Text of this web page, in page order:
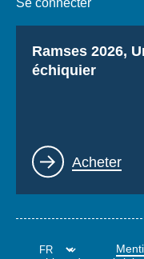
Titre
Ramses 2026,
échiquier
Lien
Acheter